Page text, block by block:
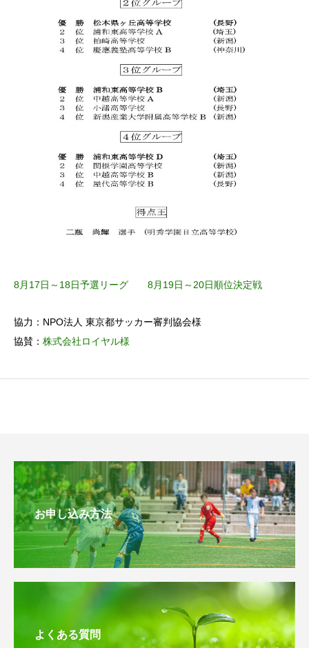
8月17日～18日予選リーグ 8月19日～20日順位決定戦
協力：NPO法人 東京都サッカー審判協会様
協賛： 株式会社ロイヤル様
お申し込み方法
よくある質問